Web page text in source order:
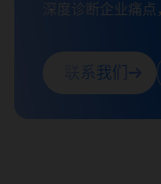
深度诊断企业痛
联系我们